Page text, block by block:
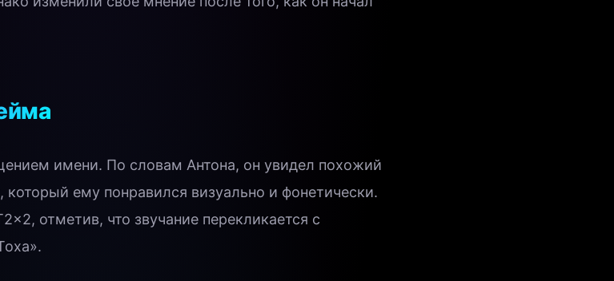
имени. По словам Антона, он увидел похожий
ему понравился визуально и фонетически.
отметив, что звучание перекликается с